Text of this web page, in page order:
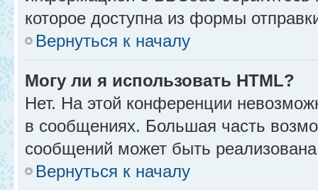
которое доступна из формы
Вернуться к началу
Могу ли я использовать HTML?
Нет. На этой конференции
в сообщениях. Большая часть
сообщений может быть
Вернуться к началу